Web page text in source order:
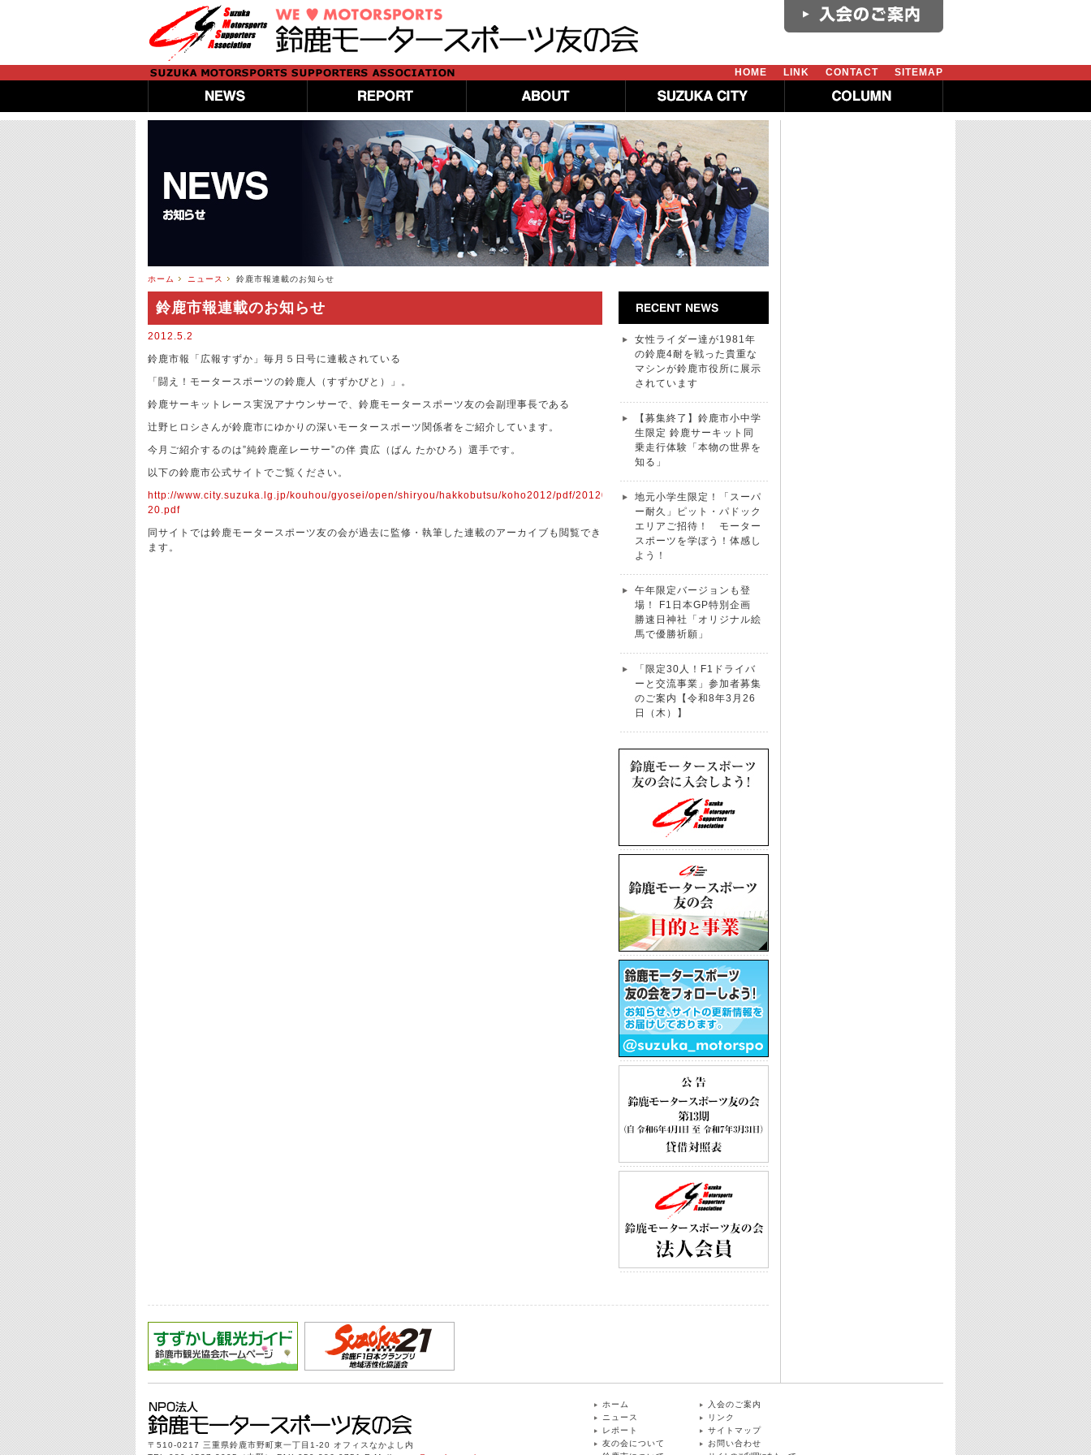
SITEMAP
CONTACT
LINK
HOME
ホーム ニュース 鈴鹿市報連載のお知らせ
鈴鹿市報連載のお知らせ
2012.5.2
鈴鹿市報「広報すずか」毎月５日号に連載されている
「闘え！モータースポーツの鈴鹿人（すずかびと）」。
鈴鹿サーキットレース実況アナウンサーで、鈴鹿モータースポーツ友の会副理事長である
辻野ヒロシさんが鈴鹿市にゆかりの深いモータースポーツ関係者をご紹介しています。
今月ご紹介するのは”純鈴鹿産レーサー”の伴 貴広（ばん たかひろ）選手です。
以下の鈴鹿市公式サイトでご覧ください。
http://www.city.suzuka.lg.jp/kouhou/gyosei/open/shiryou/hakkobutsu/koho2012/pdf/20120505/20120505-
20.pdf
同サイトでは鈴鹿モータースポーツ友の会が過去に監修・執筆した連載のアーカイブも閲覧でき
ます。
女性ライダー達が1981年
の鈴鹿4耐を戦った貴重な
マシンが鈴鹿市役所に展示
されています
【募集終了】鈴鹿市小中学
生限定 鈴鹿サーキット同
乗走行体験「本物の世界を
知る」
地元小学生限定！「スーパ
ー耐久」ピット・パドック
エリアご招待！ モーター
スポーツを学ぼう！体感し
よう！
午年限定バージョンも登
場！ F1日本GP特別企画
勝速日神社「オリジナル絵
馬で優勝祈願」
「限定30人！F1ドライバ
ーと交流事業」参加者募集
のご案内【令和8年3月26
日（木）】
〒510-0217 三重県鈴鹿市野町東一丁目1-20 オフィスなかよし内
入会のご案内
リンク
サイトマップ
お問い合わせ
ホーム
ニュース
レポート
友の会について